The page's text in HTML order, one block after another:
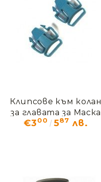
Клипсове към колан
за главата за Маска
за цялото лице
€300 587 лв.